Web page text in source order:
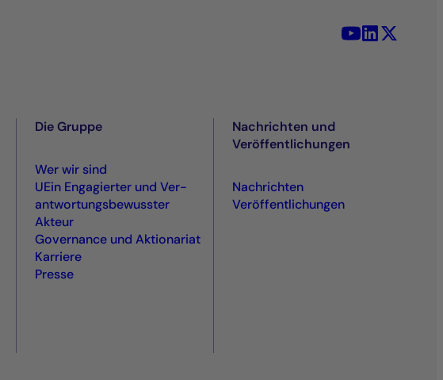
YouTube - La
LinkedIn -
Die Gruppe
Wer wir sind
UEin Engagierter und Ver­
antwortungs­bewusster
Akteur
Governance und Aktionariat
Karriere
Presse
Nachrichten und
Veröffentlichungen
Nachrichten
Veröffentlichungen